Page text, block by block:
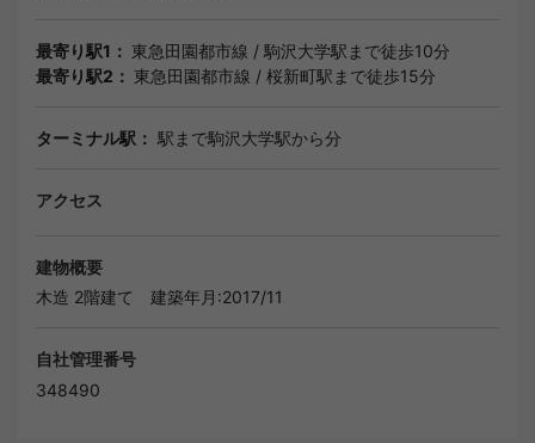
最寄り駅1： 東急田園都市線 / 駒沢大学駅 まで徒歩10分
最寄り駅2： 東急田園都市線 / 桜新町駅 まで徒歩15分
ターミナル駅： 駅まで駒沢大学駅から分
アクセス
建物概要
木造 2階建て
建築年月:2017/11
自社管理番号
348490